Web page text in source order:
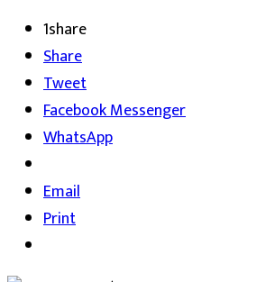
1share
Share
Tweet
Facebook Messenger
WhatsApp
Email
Print